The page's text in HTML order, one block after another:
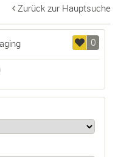
Zurück zur Hauptsuche
0